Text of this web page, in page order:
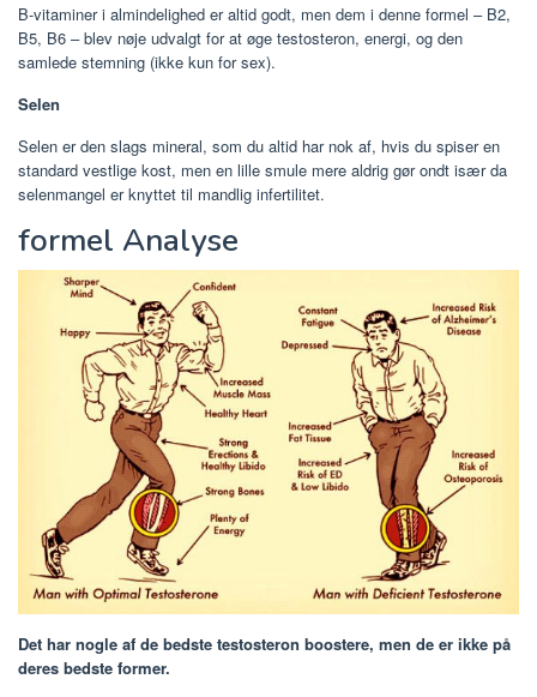
B-vitaminer i almindelighed er altid godt, men dem i denne formel – B2,
B5, B6 – blev nøje udvalgt for at øge testosteron, energi, og den
samlede stemning (ikke kun for sex).
Selen
Selen er den slags mineral, som du altid har nok af, hvis du spiser en
standard vestlige kost, men en lille smule mere aldrig gør ondt især da
selenmangel er knyttet til mandlig infertilitet.
formel Analyse
Det har nogle af de bedste testosteron boostere, men de er ikke på
deres bedste former.